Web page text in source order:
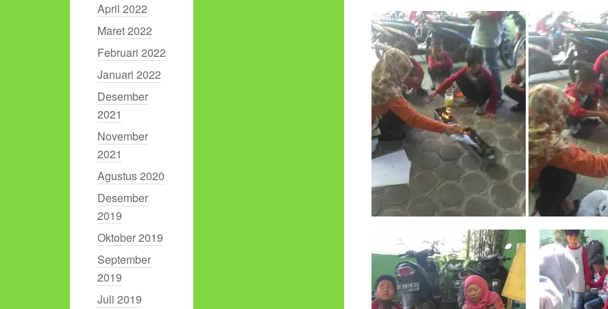
April 2022
Maret 2022
Februari 2022
Januari 2022
Desember
2021
November
2021
Agustus 2020
Desember
2019
Oktober 2019
September
2019
Juli 2019